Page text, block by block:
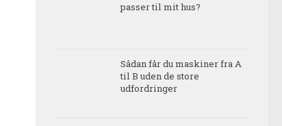
passer til mit hus?
Sådan får du maskiner fra A
til B uden de store
udfordringer